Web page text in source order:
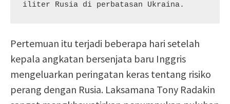
iliter Rusia di perbatasan Ukraina.
Pertemuan itu terjadi beberapa hari setelah
kepala angkatan bersenjata baru Inggris
mengeluarkan peringatan keras tentang risiko
perang dengan Rusia. Laksamana Tony Radakin